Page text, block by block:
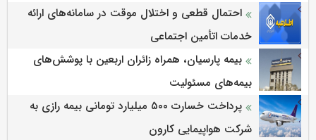
احتمال قطعی و اختلال موقت در سامانه‌های ارائه
خدمات اتأمین اجتماعی
بیمه پارسیان، همراه زائران اربعین با پوشش‌های
بیمه‌های مسئولیت
پرداخت خسارت ۵۰۰ میلیارد تومانی بیمه رازی به
شرکت هواپیمایی کارون